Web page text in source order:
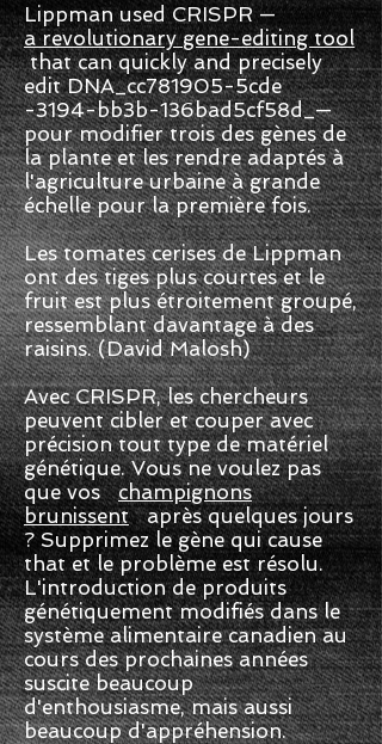
Lippman used CRISPR —
a revolutionary gene-editing tool
that can quickly and precisely
edit DNA_cc781905-5cde
-3194-bb3b-136bad5cf58d_—
pour modifier trois des gènes de
la plante et les rendre adaptés à
l'agriculture urbaine à grande
échelle pour la première fois.
Les tomates cerises de Lippman
ont des tiges plus courtes et le
fruit est plus étroitement groupé,
ressemblant davantage à des
raisins. (David Malosh)
Avec CRISPR, les chercheurs
peuvent cibler et couper avec
précision tout type de matériel
génétique. Vous ne voulez pas
que voschampignons
brunissentaprès quelques jours
? Supprimez le gène qui cause
that et le problème est résolu.
L'introduction de produits
génétiquement modifiés dans le
système alimentaire canadien au
cours des prochaines années
suscite beaucoup
d'enthousiasme, mais aussi
beaucoup d'appréhension.